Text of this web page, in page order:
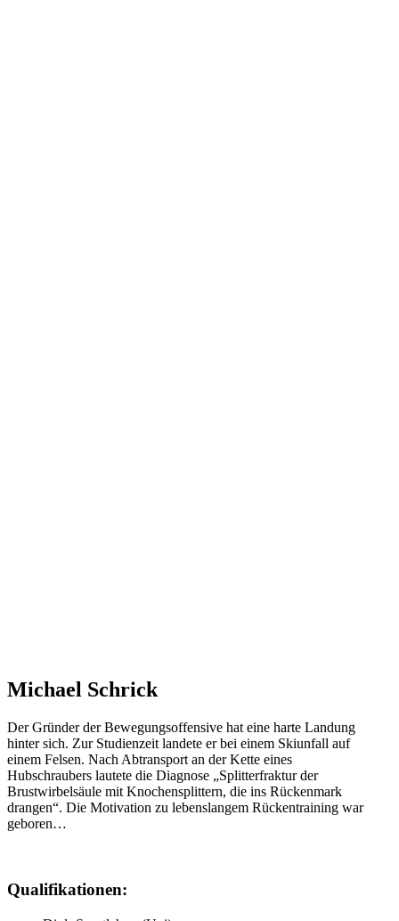
Michael Schrick
Der Gründer der Bewegungsoffensive hat eine harte Landung
hinter sich. Zur Studienzeit landete er bei einem Skiunfall auf
einem Felsen. Nach Abtransport an der Kette eines
Hubschraubers lautete die Diagnose „Splitterfraktur der
Brustwirbelsäule mit Knochensplittern, die ins Rückenmark
drangen“. Die Motivation zu lebenslangem Rückentraining war
geboren…
Qualifikationen: